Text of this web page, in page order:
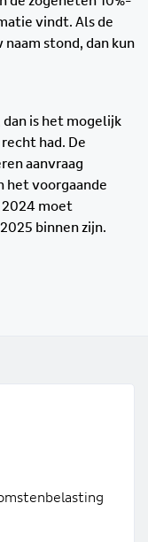
vindt. Als de
stond, dan kun
dan is het mogelijk
had. De
aanvraag
het voorgaande
2024 moet
binnen zijn.